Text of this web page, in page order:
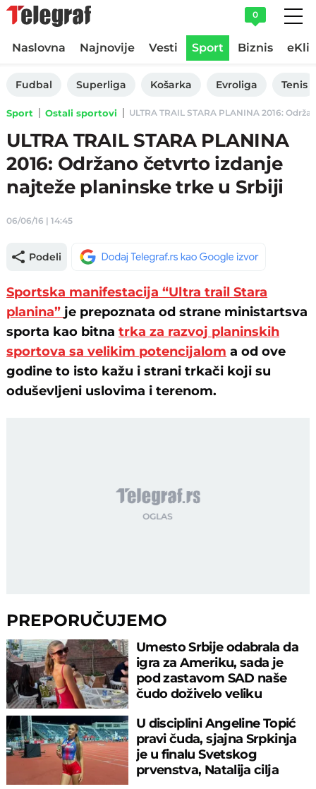
0
Naslovna Najnovije Vesti Sport Biznis
Fudbal Superliga Košarka Evroliga Tenis
Sport Ostali sportovi ULTRA TRAIL STARA PLANINA 2016:
ULTRA TRAIL STARA PLANINA
2016: Održano četvrto izdanje
najteže planinske trke u Srbiji
06/06/16 | 14:45
Podeli
Sportska manifestacija “Ultra trail Stara
planina” je prepoznata od strane ministartsva
sporta kao bitnatrka za razvoj planinskih
sportova sa velikim potencijalom a od ove
godine to isto kažu i strani trkači koji su
oduševljeni uslovima i terenom.
PREPORUČUJEMO
Umesto Srbije odabrala da
igra za Ameriku, sada je
pod zastavom SAD naše
čudo doživelo veliku
U disciplini Angeline Topić
pravi čuda, sjajna Srpkinja
je u finalu Svetskog
prvenstva, Natalija cilja